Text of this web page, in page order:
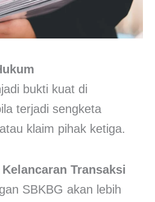
bukti kuat di
terjadi sengketa
klaim pihak ketiga.
Transaksi
SBKBG akan lebih